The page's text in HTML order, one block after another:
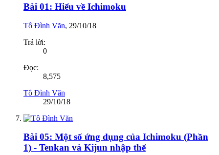
Bài 01: Hiểu về Ichimoku
Tô Đình Văn, 29/10/18
Trả lời:
0
Đọc:
8,575
Tô Đình Văn
29/10/18
Bài 05: Một số ứng dụng của Ichimoku (Phần
1) - Tenkan và Kijun nhập thể